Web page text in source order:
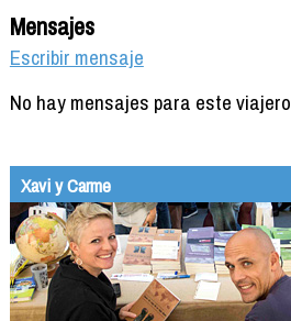
Mensajes
Escribir mensaje
No hay mensajes para este viajero
Xavi y Carme